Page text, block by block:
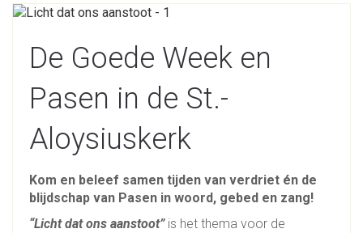
De Goede Week en
Pasen in de St.-
Aloysiuskerk
Kom en beleef samen tijden van verdriet én de
blijdschap van Pasen in woord, gebed en zang!
“Licht dat ons aanstoot”is het thema voor de